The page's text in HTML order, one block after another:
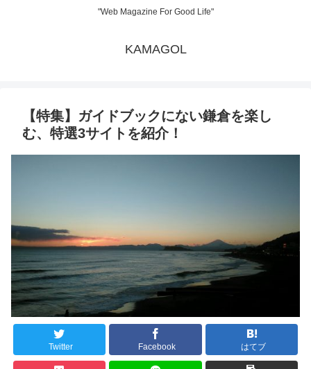
"Web Magazine For Good Life"
KAMAGOL
【特集】ガイドブックにない鎌倉を楽し
む、特選3サイトを紹介！
Twitter Facebook はてブ